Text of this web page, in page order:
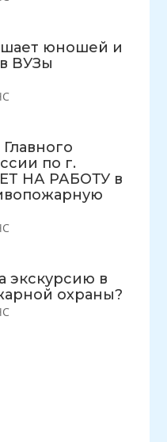
юношей и
ВУЗы
по г.
НА РАБОТУ в
экскурсию в
охраны?